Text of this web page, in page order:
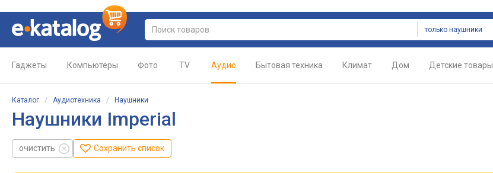
только наушники
Гаджеты Компьютеры Фото TV Аудио Бытовая техника Климат Дом Детские товары
Каталог / Аудиотехника / Наушники
Наушники Imperial
очистить Сохранить список